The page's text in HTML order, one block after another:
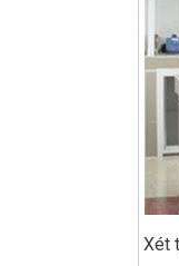
Xét